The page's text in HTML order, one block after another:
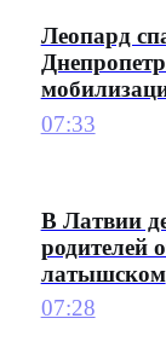
Леопард
07:33
В Латвии
родителей
латышском
07:28